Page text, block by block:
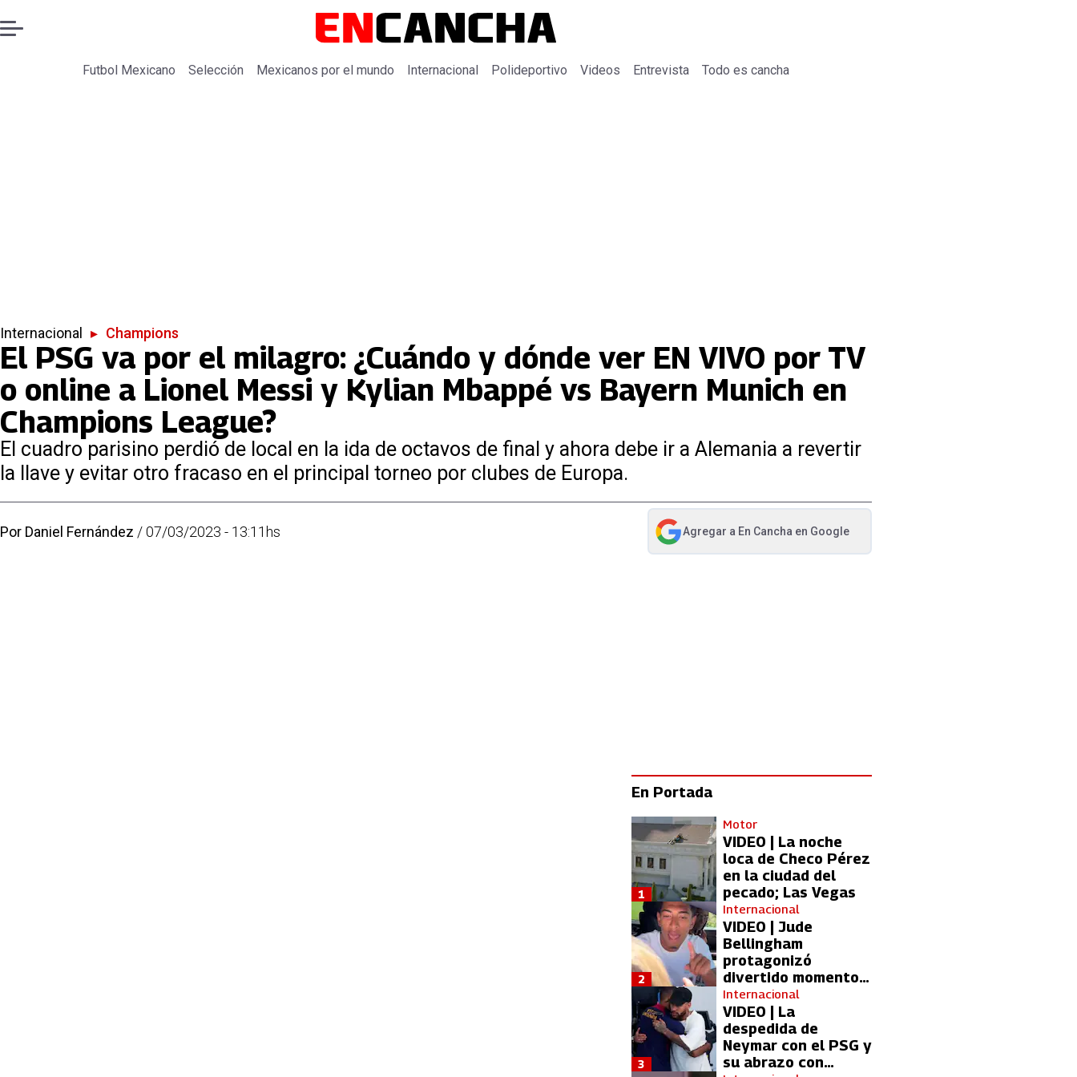
Futbol Mexicano Selección Mexicanos por el mundo Internacional Polideportivo Videos Entrevista Todo es cancha
Internacional ▸ Champions
El PSG va por el milagro: ¿Cuándo y dónde ver EN VIVO por TV
o online a Lionel Messi y Kylian Mbappé vs Bayern Munich en
Champions League?
El cuadro parisino perdió de local en la ida de octavos de final y ahora debe ir a Alemania a revertir
la llave y evitar otro fracaso en el principal torneo por clubes de Europa.
Por Daniel Fernández /07/03/2023 - 13:11hs Agregar a En Cancha en Google
abre en nueva pestaña
En Portada
Motor
VIDEO | La noche
loca de Checo Pérez
en la ciudad del
pecado; Las Vegas
1
Internacional
VIDEO | Jude
Bellingham
protagonizó
divertido momento
con aficionada del
Real Madrid
2
Internacional
VIDEO | La
despedida de
Neymar con el PSG y
su abrazo con
3